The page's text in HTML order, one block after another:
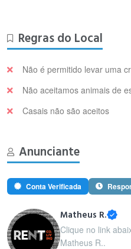
Regras do Local
Não é permitido levar uma
Não aceitamos animais de
Casais não são aceitos
Anunciante
Conta Verificada
Matheus R.
Clique no link
Matheus R..